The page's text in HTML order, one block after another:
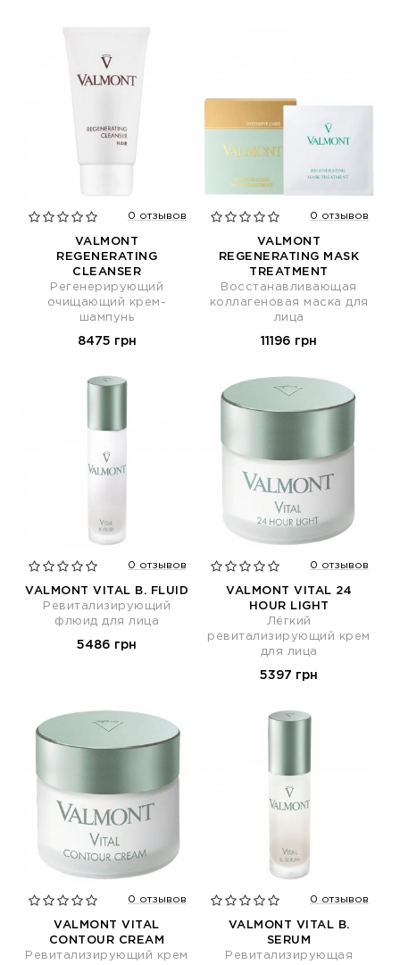
0 отзывов
VALMONT
REGENERATING
CLEANSER
Регенерирующий
очищающий крем-
шампунь
8475 грн
0 отзывов
VALMONT
REGENERATING MASK
TREATMENT
Восстанавливающая
коллагеновая маска для
лица
11196 грн
0 отзывов
VALMONT VITAL B. FLUID
Ревитализирующий
флюид для лица
5486 грн
0 отзывов
VALMONT VITAL 24
HOUR LIGHT
Лёгкий
ревитализирующий крем
для лица
5397 грн
0 отзывов
VALMONT VITAL
CONTOUR CREAM
Ревитализирующий крем
0 отзывов
VALMONT VITAL B.
SERUM
Ревитализирующая